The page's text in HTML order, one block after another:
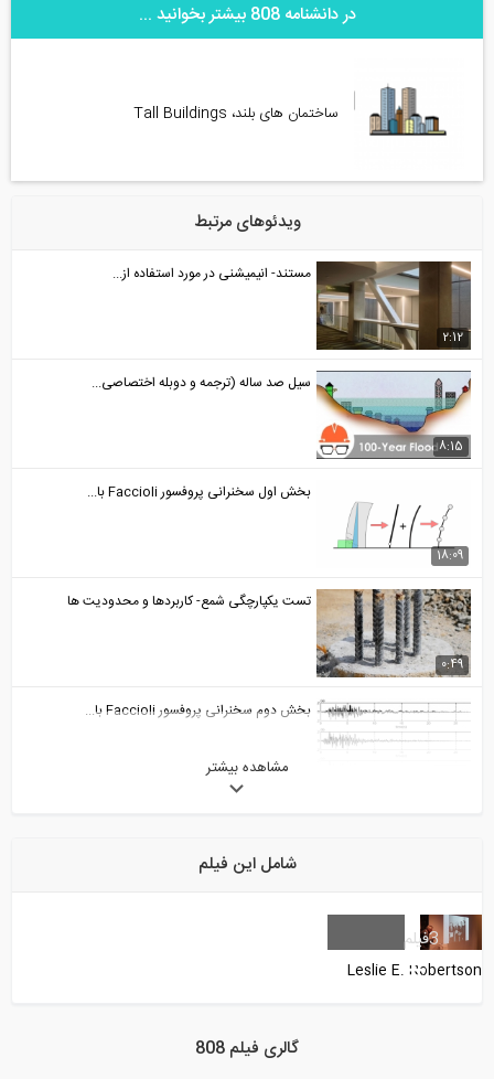
در دانشنامه 808 بیشتر بخوانید ...
ساختمان های بلند، Tall Buildings
ویدئوهای مرتبط
2:12
مستند- انیمیشنی در مورد استفاده از...
8:15
سیل صد ساله (ترجمه و دوبله اختصاصی...
18:09
بخش اول سخنرانی پروفسور Faccioli با...
0:49
تست یکپارچگی شمع- کاربردها و محدودیت ها
بخش دوم سخنرانی پروفسور Faccioli با...
اندازه گیری فاصله با تئودولیت و تاکومتر
مشاهده بیشتر
شامل این فیلم
Leslie E. Robertson
3فیلم
گالری فیلم 808